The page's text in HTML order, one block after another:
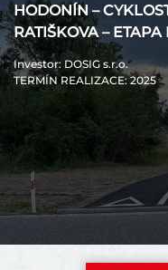
HODONÍN –
RATIŠKOVA – ETAPA I
Investor: DOSIG s.r.o.
TERMÍN REALIZACE: 2025